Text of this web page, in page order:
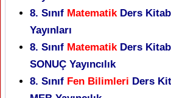
8. Sınıf MatematikDers
Yayınları
8. Sınıf MatematikDers
SONUÇ Yayıncılık
8. Sınıf Fen Bilimleri Ders